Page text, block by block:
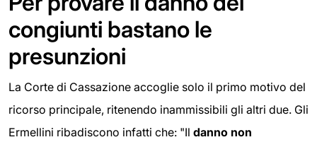
congiunti bastano le
presunzioni
La Corte di Cassazione accoglie solo il primo motivo del
ricorso principale, ritenendo inammissibili gli altri due. Gli
Ermellini ribadiscono infatti che: "Il danno non